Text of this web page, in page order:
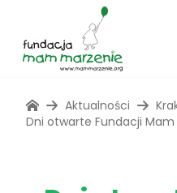
Aktualności
Dni otwarte Fundacji Mam